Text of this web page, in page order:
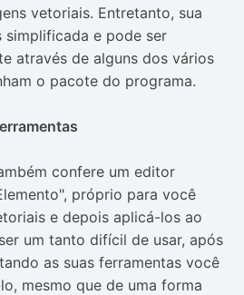
vetoriais. Entretanto, sua
simplificada e pode ser
através de alguns dos vários
o pacote do programa.
confere um editor
próprio para você
e depois aplicá-los ao
um tanto difícil de usar, após
as suas ferramentas você
mesmo que de uma forma